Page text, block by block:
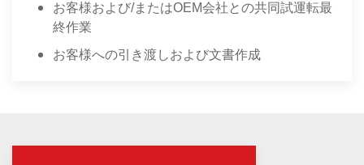
お客様および/またはOEM会社との共同試運転最
終作業
お客様への引き渡しおよび文書作成